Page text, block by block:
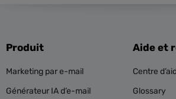
Produit
Marketing par e-mail
Générateur IA d’e-mail
Aide et
Centre
Glossary